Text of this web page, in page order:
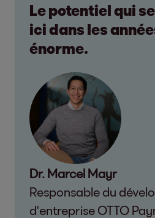
Le potentiel qui
ici dans les
énorme.
Dr. Marcel Mayr
Responsable du
d'entreprise OTTO